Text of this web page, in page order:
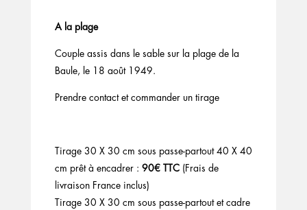
A la plage
Couple assis dans le sable sur la plage de la
Baule, le 18 août 1949.
Prendre contact et commander un tirage
Tirage 30 X 30 cm sous passe-partout 40 X 40
cm prêt à encadrer : 90€ TTC(Frais de
livraison France inclus)
Tirage 30 X 30 cm sous passe-partout et cadre